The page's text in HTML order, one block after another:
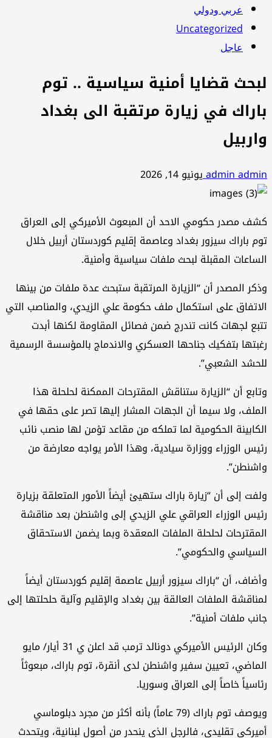
عربي ودولي
Uncategorized
عاجل
لبحث قضايا أمنية سياسية .. توم
باراك في زيارة مرتقبة الى بغداد
واربيل
admin adminيونيو 14, 2026
كشف مصدر حكومي الاحد أن المبعوث الأميركي إلى العراق
توم باراك سيزور بغداد وعاصمة إقليم كوردستان أربيل خلال
الساعات المقبلة لبحث ملفات سياسية وأمنية.
وذكر المصدر أن “الزيارة المرتقبة ستبحث عدة ملفات من بينها
الاتفاق على استكمال ملف حكومة علي الزيدي، والمناصب التي
تتبع لجهات كانت تندرج ضمن فصائل المقاومة لكنها أبدت
رغبتها بتفكيك جناحها العسكري والاندماج بالمؤسسة الرسمية
للحشد الشعبي”.
وتابع أن “الزيارة ستناقش المقترحات الممكنة لحلحلة هذا
الملف، ولا سيما أن الجهات المشار إليها تصر على حقها في
الكابينة الحكومية لما تملكه من مقاعد تؤمن لها منصب نائب
رئيس الوزراء ووزارة سيادية، وهذا الأمر يواجه معارضة من
واشنطن”.
ولفت إلى أن “زيارة باراك ستهيئ أيضاً الأمور المتعلقة بزيارة
رئيس الوزراء العراقي علي الزيدي إلى واشنطن بعد مناقشة
المقترحات لحلحلة الملفات المعقدة وبما يضمن الاستحقاق
السياسي والحكومي”.
وأضاف، أن “باراك سيزور أربيل عاصمة إقليم كوردستان أيضاً
لمناقشة الملفات العالقة بين بغداد والإقليم وآلية حلحلتها إلى
جانب ملفات أمنية”.
وكان الرئيس الأميركي دونالد ترمب قد اعلن ي 31 أيار/ مايو
الماضي، تعيين سفير واشنطن لدى أنقرة، توم باراك، مبعوثاً
رئاسياً خاصاً إلى العراق وسوريا.
ويوصف توم باراك (79 عاماً) بأنه أكثر من مجرد دبلوماسي
أميركي تقليدي، فالرجل الذي ينحدر من أصول لبنانية، ويتحدث